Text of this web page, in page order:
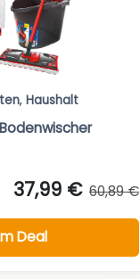
, Haushalt
37,99 € 60,89 €
Deal